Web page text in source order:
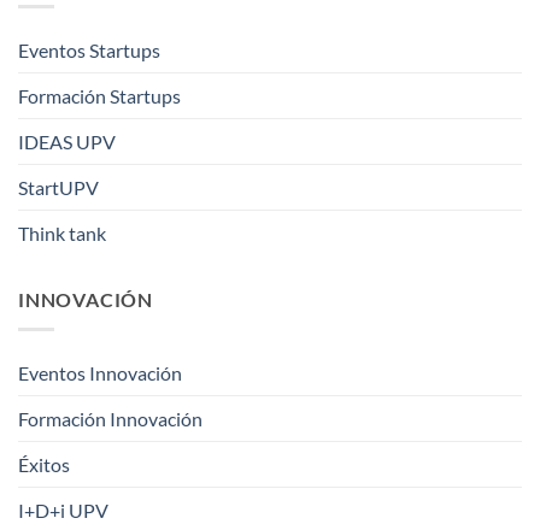
Eventos Startups
Formación Startups
IDEAS UPV
StartUPV
Think tank
INNOVACIÓN
Eventos Innovación
Formación Innovación
Éxitos
I+D+i UPV